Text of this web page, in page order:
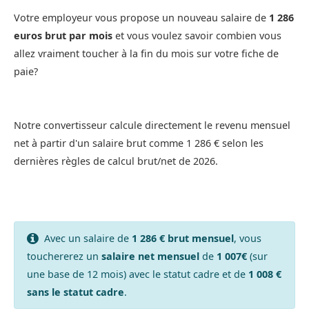
Votre employeur vous propose un nouveau salaire de 1 286
euros brut par mois et vous voulez savoir combien vous
allez vraiment toucher à la fin du mois sur votre fiche de
paie?
Notre convertisseur calcule directement le revenu mensuel
net à partir d'un salaire brut comme 1 286 € selon les
dernières règles de calcul brut/net de 2026.
Avec un salaire de 1 286 € brut mensuel, vous
touchererez un salaire net mensuelde 1 007€(sur
une base de 12 mois) avec le statut cadre et de 1 008 €
sans le statut cadre.